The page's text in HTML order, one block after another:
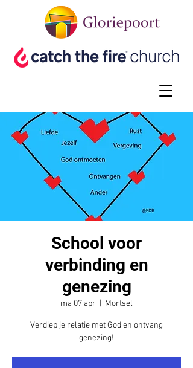
School voor
verbinding en
genezing
ma 07 apr Mortsel
Verdiep je relatie met God en ontvang
genezing!